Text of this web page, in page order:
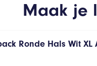
Maak je
Ronde Hals Wit XL